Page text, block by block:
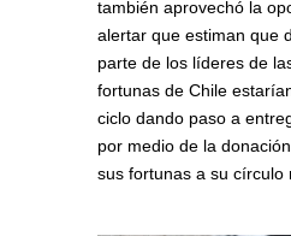
también aprovechó la
alertar que estiman que
parte de los líderes de
fortunas de Chile
ciclo dando paso a
por medio de la
sus fortunas a su círculo